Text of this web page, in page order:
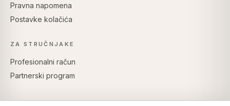
Pravna napomena
Postavke kolačića
ZA STRUČNJAKE
Profesionalni račun
Partnerski program